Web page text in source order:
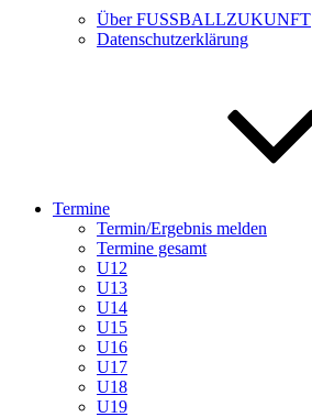
Über FUSSBALLZUKUNFT
Datenschutzerklärung
Termine
Termin/Ergebnis melden
Termine gesamt
U12
U13
U14
U15
U16
U17
U18
U19